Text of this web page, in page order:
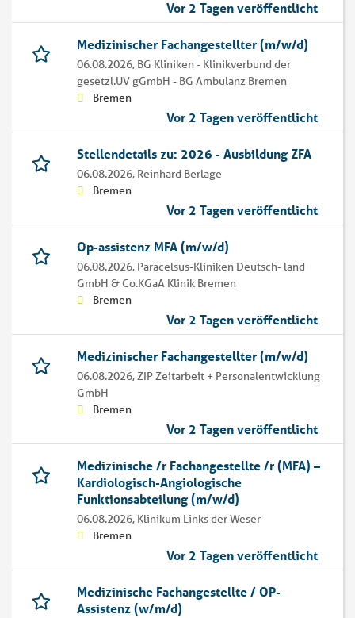
Vor 2 Tagen veröffentlicht
Medizinischer Fachangestellter (m/w/d)
06.08.2026, BG Kliniken - Klinikverbund der
gesetzl.UV gGmbH - BG Ambulanz Bremen
Bremen
Vor 2 Tagen veröffentlicht
Stellendetails zu: 2026 - Ausbildung ZFA
06.08.2026, Reinhard Berlage
Bremen
Vor 2 Tagen veröffentlicht
Op-assistenz MFA (m/w/d)
06.08.2026, Paracelsus-Kliniken Deutsch- land
GmbH & Co.KGaA Klinik Bremen
Bremen
Vor 2 Tagen veröffentlicht
Medizinischer Fachangestellter (m/w/d)
06.08.2026,ZIP Zeitarbeit + Personalentwicklung
GmbH
Bremen
Vor 2 Tagen veröffentlicht
Medizinische /r Fachangestellte /r (MFA) –
Kardiologisch-Angiologische
Funktionsabteilung (m/w/d)
06.08.2026, Klinikum Links der Weser
Bremen
Vor 2 Tagen veröffentlicht
Medizinische Fachangestellte / OP-
Assistenz (w/m/d)